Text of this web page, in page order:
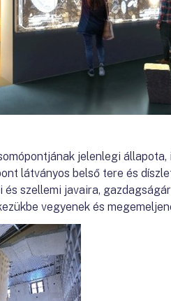
jelenlegi
látványos belső tere és
szellemi javaira,
vegyenek és